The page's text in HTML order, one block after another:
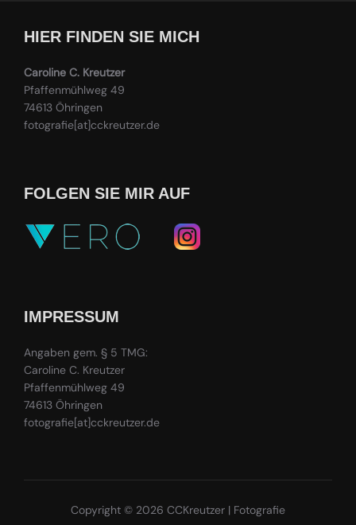
HIER FINDEN SIE MICH
Caroline C. Kreutzer
Pfaffenmühlweg 49
74613 Öhringen
fotografie[at]cckreutzer.de
FOLGEN SIE MIR AUF
IMPRESSUM
Angaben gem. § 5 TMG:
Caroline C. Kreutzer
Pfaffenmühlweg 49
74613 Öhringen
fotografie[at]cckreutzer.de
Copyright © 2026 CCKreutzer | Fotografie